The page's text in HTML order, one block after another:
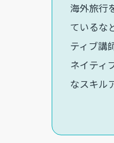
海外旅行
ているな
ティブ講
ネイティ
なスキル